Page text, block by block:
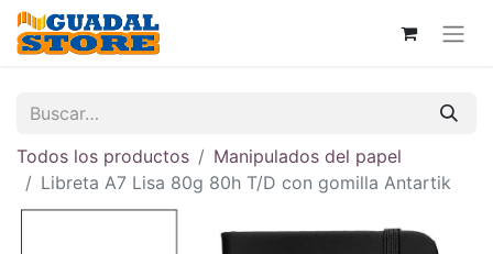
Todos los productos
Manipulados del papel
Libreta A7 Lisa 80g 80h T/D con gomilla Antartik